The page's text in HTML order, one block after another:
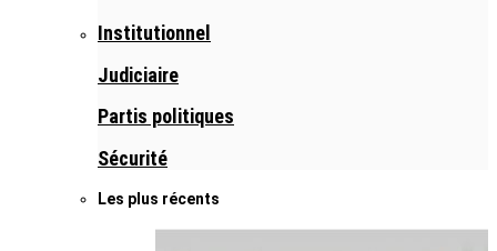
Institutionnel
Judiciaire
Partis politiques
Sécurité
Les plus récents